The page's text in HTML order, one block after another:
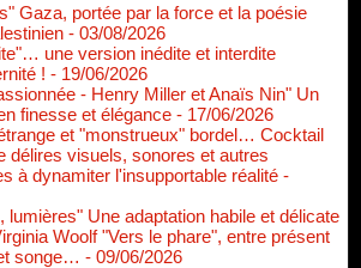
Gaza, portée par la force et la poésie
- 03/08/2026
une version inédite et interdite
! - 19/06/2026
- Henry Miller et Anaïs Nin" Un
finesse et élégance - 17/06/2026
et "monstrueux" bordel… Cocktail
délires visuels, sonores et autres
à dynamiter l'insupportable réalité -
lumières" Une adaptation habile et délicate
Woolf "Vers le phare", entre présent
songe… - 09/06/2026